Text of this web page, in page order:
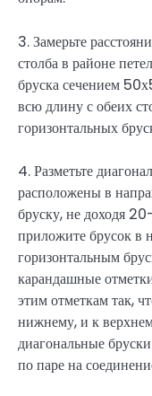
3. Замерьте
столба в районе
бруска сечением
всю длину с обеих
горизонтальных
4. Разметьте
расположены в
бруску, не доходя
приложите брусок в
горизонтальным
карандашные
этим отметкам так,
нижнему, и к
диагональные
по паре на